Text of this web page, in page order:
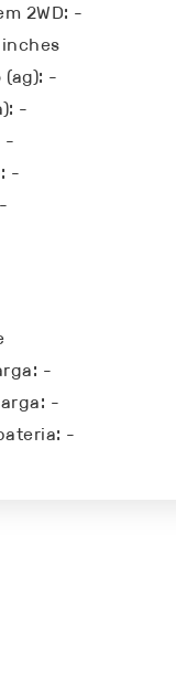
2WD: -
(ag): -
-
-
-
-
-
-